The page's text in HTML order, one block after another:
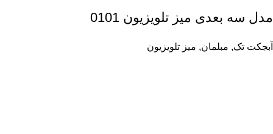
مدل سه بعدی میز تلویزیون 0101
آبجکت تک, مبلمان, میز تلویزیون